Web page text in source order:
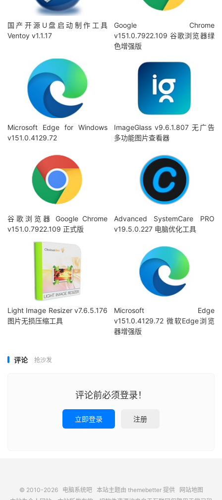
国产开源U盘启动制作工具
Ventoy v1.1.17
Google Chrome
v151.0.7922.109 谷歌浏览器绿
色增强版
Microsoft Edge for Windows
v151.0.4129.72
ImageGlass v9.6.1.807 无广告
多功能图片查看器
谷歌浏览器 Google Chrome
v151.0.7922.109 正式版
Advanced SystemCare PRO
v19.5.0.227 电脑优化工具
Light Image Resizer v7.6.5.176
图片无损压缩工具
Microsoft Edge
v151.0.4129.72 微软Edge浏览
器增强版
评论 抢沙发
评论前必须登录！
立即登录 注册
© 2010-2026 电脑系统吧本站主题由 themebetter提供 网站地图